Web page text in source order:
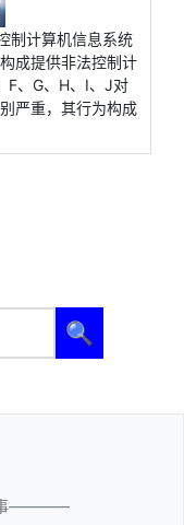
制计算机信息系统
成提供非法控制计
F、G、H、I、J对
严重，其行为构成
🔍
事————